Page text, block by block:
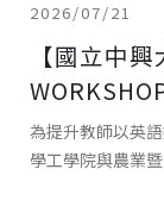
2026/07/21
【國立中
AND
為提升教師以英
學工學院與農業